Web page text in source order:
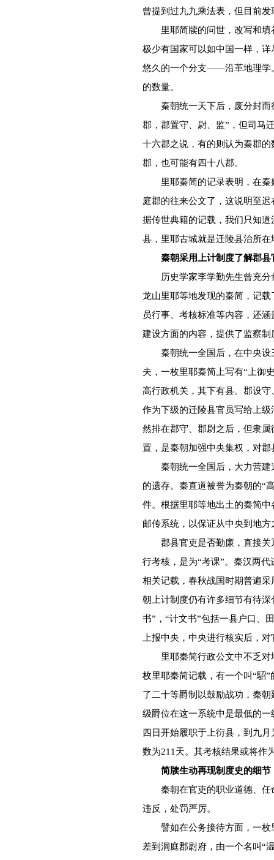
曾提到过九九乘法表，但目前
里耶简牍的问世，改写和填
极少有国家可以如中国一样，
悠久的一个分支——沿革地理学
的数量。
秦朝统一天下后，废分封而
郡，郡置守、尉、监”，但司马
十六郡之说，有的则认为秦郡
郡，也可能有四十八郡。
里耶秦简的记录表明，在秦
庭郡的往来公文了，这说明至
据传世典籍的记载，我们只知
县，里耶古城就是迁陵县治所在
秦朝采用上计制度了解郡县
历史学家李学勤先生曾充分
龙山里耶等地发现的秦简，记
员行事、考核标准等内容，还
建设方面的内容，提供了监察
秦朝统一全国后，在中央设
夫，一枚里耶秦简上写有“上御
高行政机关，其下有县。郡设
作为下级的迁陵县官员写给上
然排在郡守、郡尉之后，但隶
置，是秦朝加强中央集权，对
秦朝统一全国后，大力营建
的遗存。秦直道被誉为秦朝的“
件。根据里耶等地出土的秦简
邮传系统，以保证从中央到地
郡县官吏是否勤廉，直接关
行考核，是为“考课”。秦汉两
相关记载，春秋战国时期普遍
朝上计制度仍有许多细节有待
书”，“计文书”包括一县户口、
上报中央，中央进行核实后，
里耶秦简行政公文中不乏对
枚里耶秦简记载，有一个叫“駋
了二十等爵制以鼓励战功，秦
级爵位在这一系统中是最低的
四日开始履职于上衍县，到九
数为211天。其考核结果或将作
简牍生动再现制度史的细节
秦朝在官吏的职业道德、任
违反，处罚严厉。
譬如在公务接待方面，一枚
差到洞庭郡尉府，由一个名叫“